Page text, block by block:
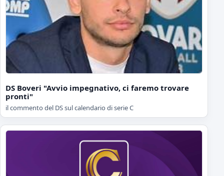
DS Boveri "Avvio impegnativo, ci faremo trovare
pronti"
il commento del DS sul calendario di serie C